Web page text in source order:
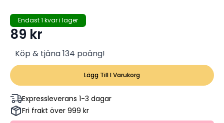
Endast 1 kvar i lager
89 kr
Köp & tjäna 134 poäng!
Lägg Till I Varukorg
Expressleverans 1-3 dagar
Fri frakt över 999 kr